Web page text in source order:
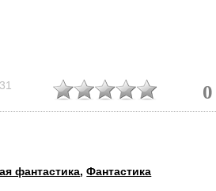
0
фантастика,Фантастика